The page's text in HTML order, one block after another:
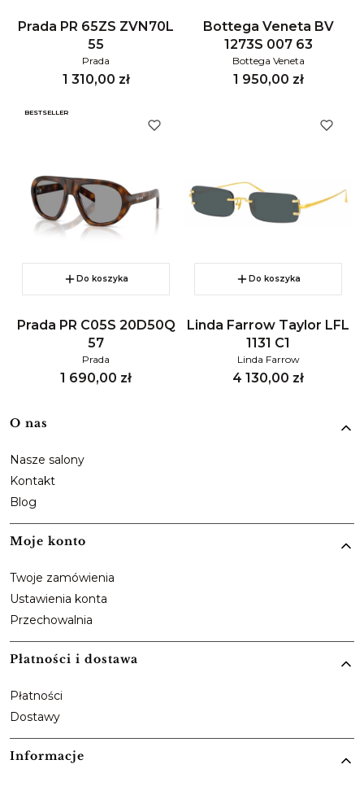
Prada PR 65ZS ZVN70L
55
Prada
Cena
1 310,00 zł
Bottega Veneta BV
1273S 007 63
Bottega Veneta
Cena
1 950,00 zł
BESTSELLER
Do koszyka
Prada PR C05S 20D50Q
57
Prada
Cena
1 690,00 zł
Do koszyka
Linda Farrow Taylor LFL
1131 C1
Linda Farrow
Cena
4 130,00 zł
Linki w stopce
O nas
Nasze salony
Kontakt
Blog
Moje konto
Twoje zamówienia
Ustawienia konta
Przechowalnia
Płatności i dostawa
Płatności
Dostawy
Informacje